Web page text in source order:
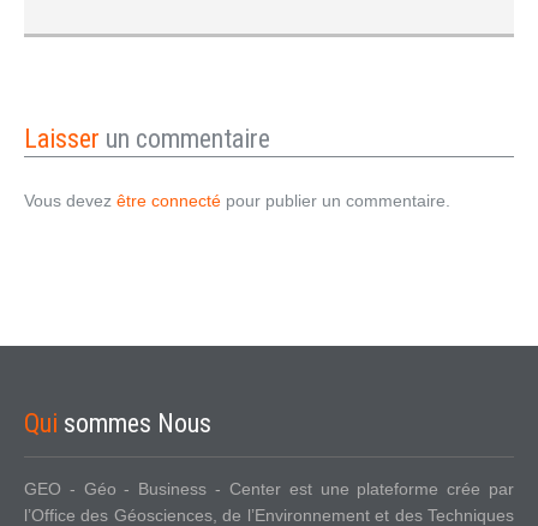
Laisser un commentaire
Vous devez être connecté pour publier un commentaire.
Qui sommes Nous
GEO - Géo - Business - Center est une plateforme crée par
l’Office des Géosciences, de l’Environnement et des Techniques